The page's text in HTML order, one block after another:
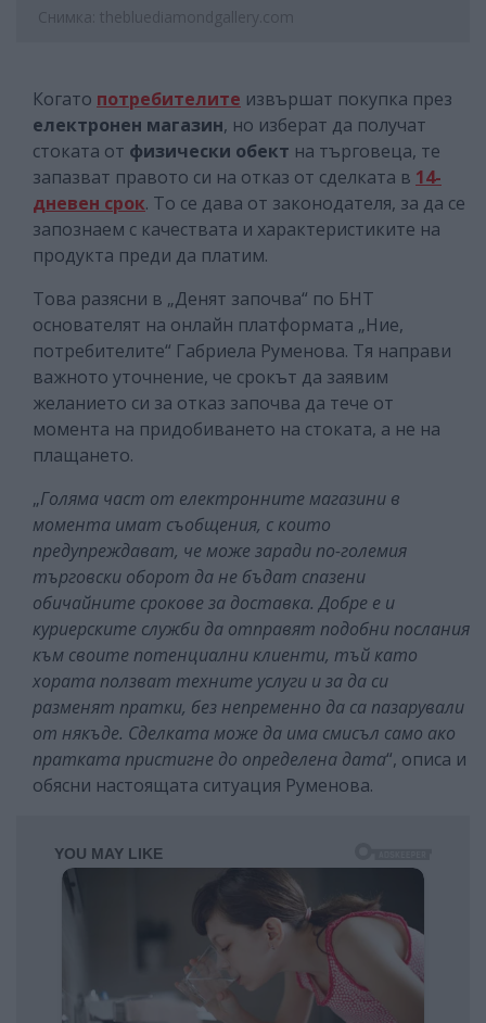
Снимка: thebluediamondgallery.com
Когато потребителите извършат покупка през
електронен магазин, но изберат да получат
стоката от физически обект на търговеца, те
запазват правото си на отказ от сделката в 14-
дневен срок. То се дава от законодателя, за да се
запознаем с качествата и характеристиките на
продукта преди да платим.
Това разясни в „Денят започва“ по БНТ
основателят на онлайн платформата „Ние,
потребителите“ Габриела Руменова. Тя направи
важното уточнение, че срокът да заявим
желанието си за отказ започва да тече от
момента на придобиването на стоката, а не на
плащането.
„Голяма част от електронните магазини в
момента имат съобщения, с които
предупреждават, че може заради по-големия
търговски оборот да не бъдат спазени
обичайните срокове за доставка. Добре е и
куриерските служби да отправят подобни послания
към своите потенциални клиенти, тъй като
хората ползват техните услуги и за да си
разменят пратки, без непременно да са пазарували
от някъде. Сделката може да има смисъл само ако
пратката пристигне до определена дата“, описа и
обясни настоящата ситуация Руменова.